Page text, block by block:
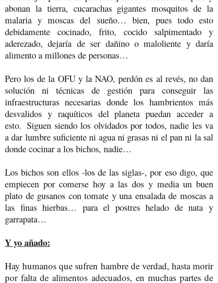
abonan la tierra, cucarachas gigantes mosquitos de la
malaria y moscas del sueño… bien, pues todo esto
debidamente cocinado, frito, cocido salpimentado y
aderezado, dejaría de ser dañino o maloliente y daría
alimento a millones de personas…
Pero los de la OFU y la NAO, perdón es al revés, no dan
solución ni técnicas de gestión para conseguir las
infraestructuras necesarias donde los hambrientos más
desvalidos y raquíticos del planeta puedan acceder a
esto. Siguen siendo los olvidados por todos, nadie les va
a dar lumbre suficiente ni agua ni grasas ni el pan ni la sal
donde cocinar a los bichos, nadie…
Los bichos son ellos -los de las siglas-, por eso digo, que
empiecen por comerse hoy a las dos y media un buen
plato de gusanos con tomate y una ensalada de moscas a
las finas hierbas… para el postres helado de nata y
garrapata…
Y yo añado:
Hay humanos que sufren hambre de verdad, hasta morir
por falta de alimentos adecuados, en muchas partes de